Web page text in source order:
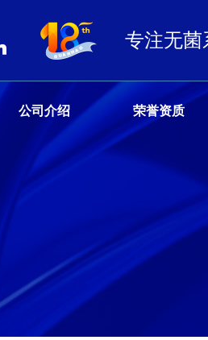
专注无菌
公司介绍 荣誉资质